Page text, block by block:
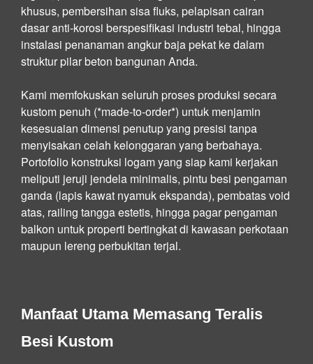
khusus, pembersihan sisa fluks, pelapisan cairan
dasar anti-korosi berspesifikasi industri tebal, hingga
instalasi penanaman angkur baja pekat ke dalam
struktur pilar beton bangunan Anda.
Kami memfokuskan seluruh proses produksi secara
kustom penuh (*made-to-order*) untuk menjamin
kesesuaian dimensi penutup yang presisi tanpa
menyisakan celah kelonggaran yang berbahaya.
Portofolio konstruksi logam yang siap kami kerjakan
meliputi jeruji jendela minimalis, pintu besi pengaman
ganda (lapis kawat nyamuk ekspanda), pembatas void
atas, railing tangga estetis, hingga pagar pengaman
balkon untuk properti bertingkat di kawasan perkotaan
maupun lereng perbukitan terjal.
Manfaat Utama Memasang Teralis
Besi Kustom